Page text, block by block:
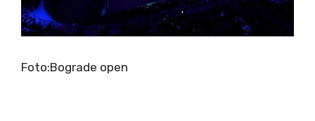
Foto:Bograde open